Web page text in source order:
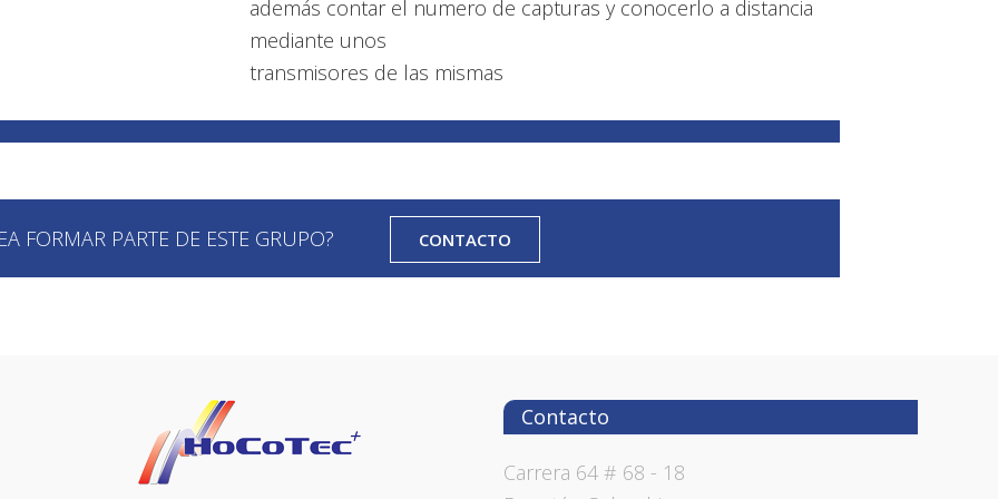
además contar el numero de capturas y conocerlo a distancia
mediante unos
transmisores de las mismas
FORMAR PARTE DE ESTE GRUPO? CONTACTO
Contacto
Carrera 64 # 68 - 18